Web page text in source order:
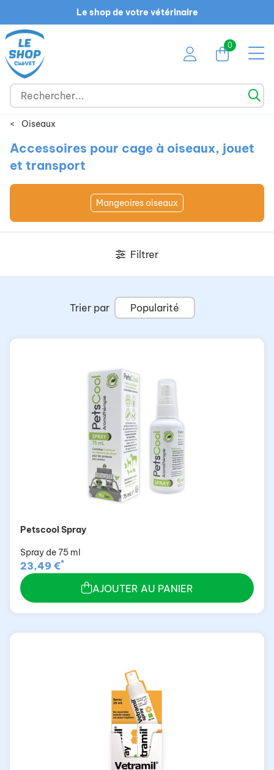
Le shop de votre vétérinaire
0
< Oiseaux
Accessoires pour cage à oiseaux, jouet
et transport
Mangeoires oiseaux
Filtrer
Trier par Popularité
Petscool Spray
Spray de 75 ml
23,49 €*
AJOUTER AU PANIER